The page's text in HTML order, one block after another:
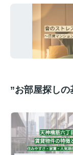
”お部屋探し